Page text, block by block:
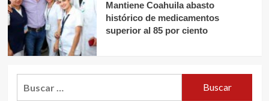
Mantiene Coahuila abasto
histórico de medicamentos
superior al 85 por ciento